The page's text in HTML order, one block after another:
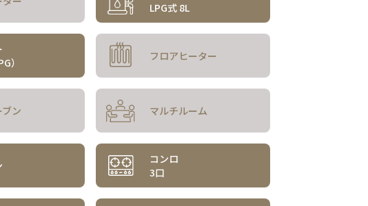
LPG式 8L
）
フロアヒーター
ン マルチルーム
コンロ
3口